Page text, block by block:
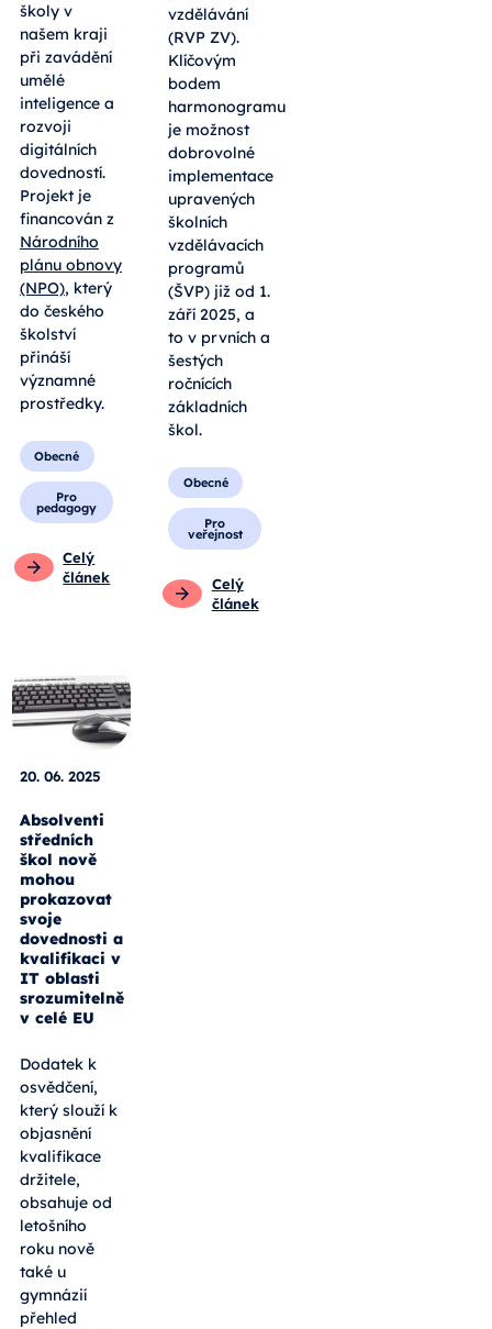
školy v
našem kraji
při zavádění
umělé
inteligence a
rozvoji
digitálních
dovedností.
Projekt je
financován z
Národního
plánu obnovy
(NPO), který
do českého
školství
přináší
významné
prostředky.
Obecné
Pro
pedagogy
Celý
článek
vzdělávání
(RVP ZV).
Klíčovým
bodem
harmonogramu
je možnost
dobrovolné
implementace
upravených
školních
vzdělávacích
programů
(ŠVP) již od 1.
září 2025, a
to v prvních a
šestých
ročnících
základních
škol.
Obecné
Pro
veřejnost
Celý
článek
20. 06. 2025
Absolventi
středních
škol nově
mohou
prokazovat
svoje
dovednosti a
kvalifikaci v
IT oblasti
srozumitelně
v celé EU
Dodatek k
osvědčení,
který slouží k
objasnění
kvalifikace
držitele,
obsahuje od
letošního
roku nově
také u
gymnázií
přehled